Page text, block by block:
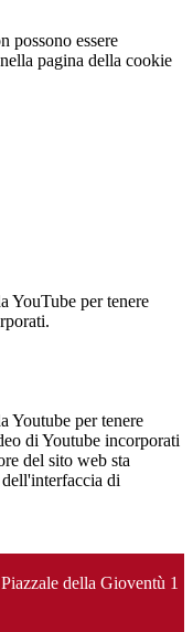
possono essere
pagina della cookie
YouTube per tenere
Youtube per tenere
di Youtube incorporati
del sito web sta
di
della Gioventù 1